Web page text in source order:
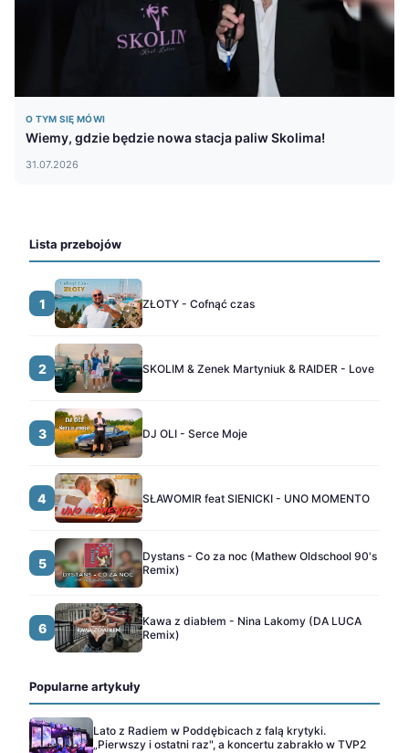
O TYM SIĘ MÓWI
Wiemy, gdzie będzie nowa stacja paliw Skolima!
31.07.2026
Lista przebojów
1 ZŁOTY - Cofnąć czas
2 SKOLIM & Zenek Martyniuk & RAIDER - Love
3 DJ OLI - Serce Moje
4 SŁAWOMIR feat SIENICKI - UNO MOMENTO
5
Dystans - Co za noc (Mathew Oldschool 90's
Remix)
6
Kawa z diabłem - Nina Lakomy (DA LUCA
Remix)
Popularne artykuły
Lato z Radiem w Poddębicach z falą krytyki.
„Pierwszy i ostatni raz", a koncertu zabrakło w TVP2